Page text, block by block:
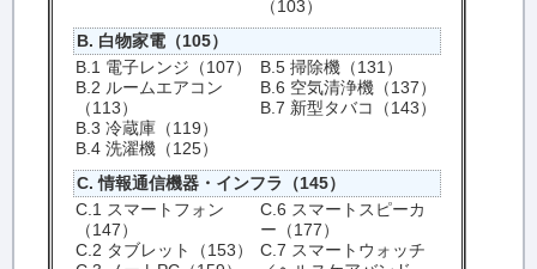
（103）
B. 白物家電（105）
B.1 電子レンジ（107）
B.2 ルームエアコン
（113）
B.3 冷蔵庫（119）
B.4 洗濯機（125）
B.5 掃除機（131）
B.6 空気清浄機（137）
B.7 新型タバコ（143）
C. 情報通信機器・インフラ（145）
C.1 スマートフォン
（147）
C.2 タブレット（153）
C.6 スマートスピーカ
ー（177）
C.7 スマートウォッチ